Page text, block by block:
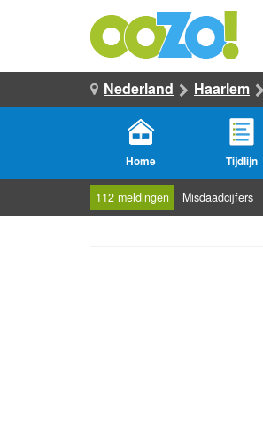
Nederland Haarlem
Home Tijdlijn
112 meldingen Misdaadcijfers